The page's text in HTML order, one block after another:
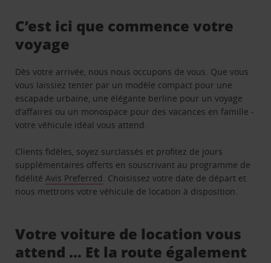
C’est ici que commence votre
voyage
Dès votre arrivée, nous nous occupons de vous. Que vous
vous laissiez tenter par un modèle compact pour une
escapade urbaine, une élégante berline pour un voyage
d’affaires ou un monospace pour des vacances en famille -
votre véhicule idéal vous attend.
Clients fidèles, soyez surclassés et profitez de jours
supplémentaires offerts en souscrivant au programme de
fidélitéAvis Preferred. Choisissez votre date de départ et
nous mettrons votre véhicule de location à disposition.
Votre voiture de location vous
attend … Et la route également